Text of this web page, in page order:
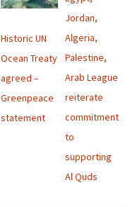
Historic UN
Ocean Treaty
agreed –
Greenpeace
statement
Jordan,
Algeria,
Palestine,
Arab League
reiterate
commitment
to
supporting
Al Quds